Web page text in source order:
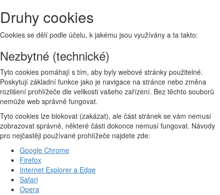
Druhy cookies
Cookies se dělí podle účelu, k jakému jsou využívány a ta takto:
Nezbytné (technické)
Tyto cookies pomáhají s tím, aby byly webové stránky použitelné.
Poskytují základní funkce jako je navigace na stránce nebo změna
rozlišení prohlížeče dle velikosti vašeho zařízení. Bez těchto souborů
nemůže web správně fungovat.
Tyto cookies lze blokovat (zakázat), ale část stránek se vám nemusí
zobrazovat správně, některé části dokonce nemusí fungovat. Návody
pro nejčastěji používané prohlížeče najdete zde:
Google Chrome
Firefox
Internet Explorer a Edge
Safari
Opera